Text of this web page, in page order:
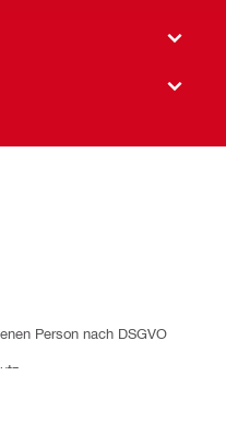
Person nach DSGVO